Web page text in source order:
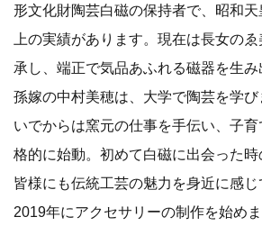
形文化財陶芸白磁の保持者で、昭和
上の実績があります。現在は長女の
承し、端正で気品あふれる磁器を生み
孫嫁の中村美穂は、大学で陶芸を学
いでからは窯元の仕事を手伝い、子
格的に始動。初めて白磁に出会った
皆様にも伝統工芸の魅力を身近に感じ
2019年にアクセサリーの制作を始めま